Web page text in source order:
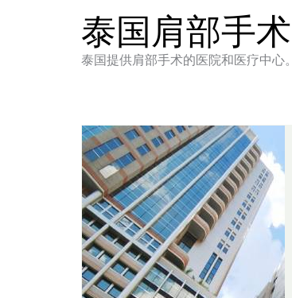
泰国肩部手术
泰国提供肩部手术的医院和医疗中心。